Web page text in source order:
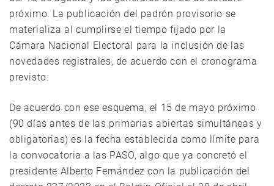
próximo. La publicación del padrón provisorio se
materializa al cumplirse el tiempo fijado por la
Cámara Nacional Electoral para la inclusión de las
novedades registrales, de acuerdo con el cronograma
previsto.
De acuerdo con ese esquema, el 15 de mayo próximo
(90 días antes de las primarias abiertas simultáneas y
obligatorias) es la fecha establecida como límite para
la convocatoria a las PASO, algo que ya concretó el
presidente Alberto Fernández con la publicación del